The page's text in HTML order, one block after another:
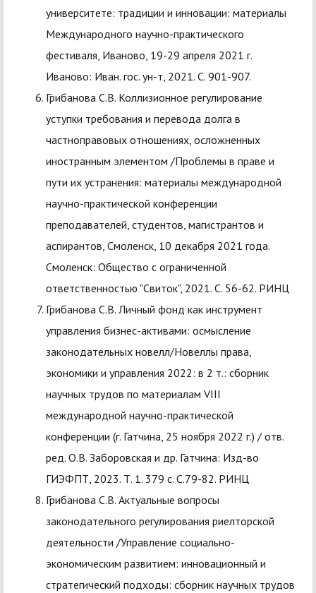
университете: традиции и инновации: материалы
Международного научно-практического
фестиваля, Иваново, 19-29 апреля 2021 г.
Иваново: Иван. гос. ун-т, 2021. С. 901-907.
Грибанова С.В. Коллизионное регулирование
уступки требования и перевода долга в
частноправовых отношениях, осложненных
иностранным элементом /Проблемы в праве и
пути их устранения: материалы международной
научно-практической конференции
преподавателей, студентов, магистрантов и
аспирантов, Смоленск, 10 декабря 2021 года.
Смоленск: Общество с ограниченной
ответственностью "Свиток", 2021. С. 56-62. РИНЦ
Грибанова С.В. Личный фонд как инструмент
управления бизнес-активами: осмысление
законодательных новелл/Новеллы права,
экономики и управления 2022: в 2 т.: сборник
научных трудов по материалам VIII
международной научно-практической
конференции (г. Гатчина, 25 ноября 2022 г.) / отв.
ред. О.В. Заборовская и др. Гатчина: Изд-во
ГИЭФПТ, 2023. Т. 1. 379 с. С.79-82. РИНЦ
Грибанова С.В. Актуальные вопросы
законодательного регулирования риелторской
деятельности /Управление социально-
экономическим развитием: инновационный и
стратегический подходы: сборник научных трудов